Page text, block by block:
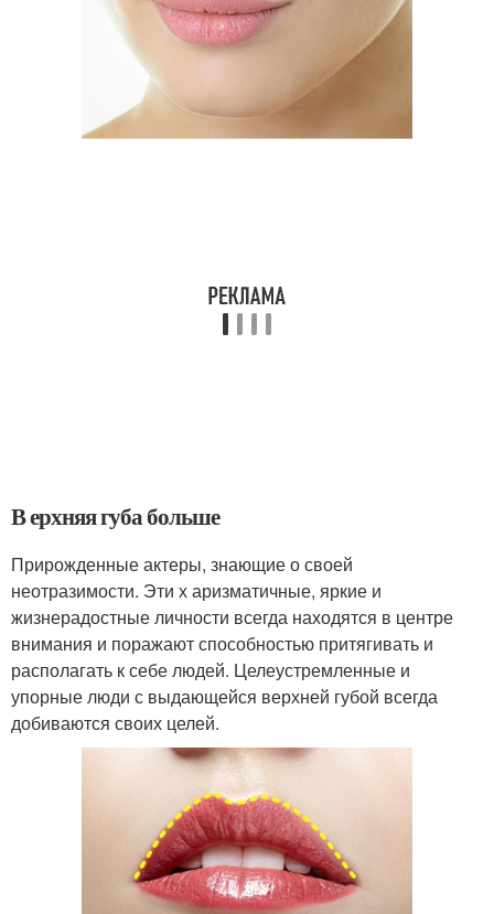
В ерхняя губа больше
Прирожденные актеры, знающие о своей
неотразимости. Эти х аризматичные, яркие и
жизнерадостные личности всегда находятся в центре
внимания и поражают способностью притягивать и
располагать к себе людей. Целеустремленные и
упорные люди с выдающейся верхней губой всегда
добиваются своих целей.